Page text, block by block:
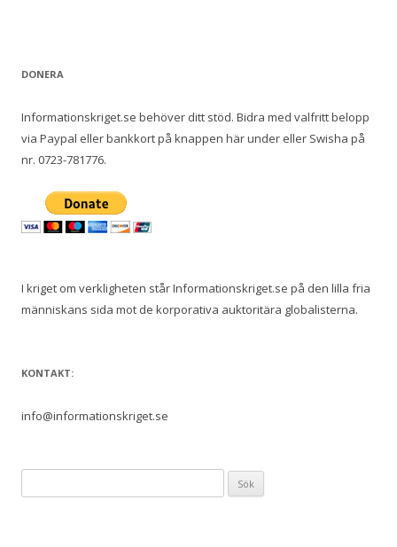
DONERA
Informationskriget.se behöver ditt stöd. Bidra med valfritt belopp
via Paypal eller bankkort på knappen här under eller Swisha på
nr. 0723-781776.
I kriget om verkligheten står Informationskriget.se på den lilla fria
människans sida mot de korporativa auktoritära globalisterna.
KONTAKT:
info@informationskriget.se
efter: